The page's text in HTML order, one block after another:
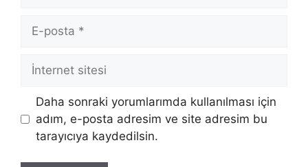
posta
İnternet
sitesi
Daha sonraki yorumlarımda kullanılması için
adım, e-posta adresim ve site adresim bu
tarayıcıya kaydedilsin.